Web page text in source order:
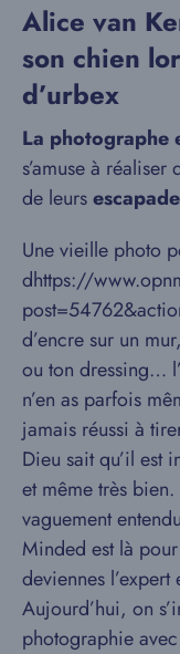
Alice van
son chien
d’urbex
La photographe
s’amuse à réaliser
de leurs
Une vieille photo
dhttps://
d’encre sur un
ou ton dressing…
n’en as parfois
jamais réussi à
Dieu sait qu’il est
et même très
vaguement
Minded est là
deviennes l’expert
Aujourd’hui, on
photographie